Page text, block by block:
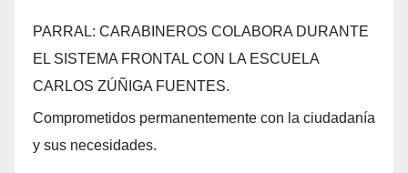
PARRAL: CARABINEROS COLABORA DURANTE
EL SISTEMA FRONTAL CON LA ESCUELA
CARLOS ZÚÑIGA FUENTES.
Comprometidos permanentemente con la ciudadanía
y sus necesidades.